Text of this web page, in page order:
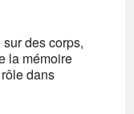
des corps,
la mémoire
dans